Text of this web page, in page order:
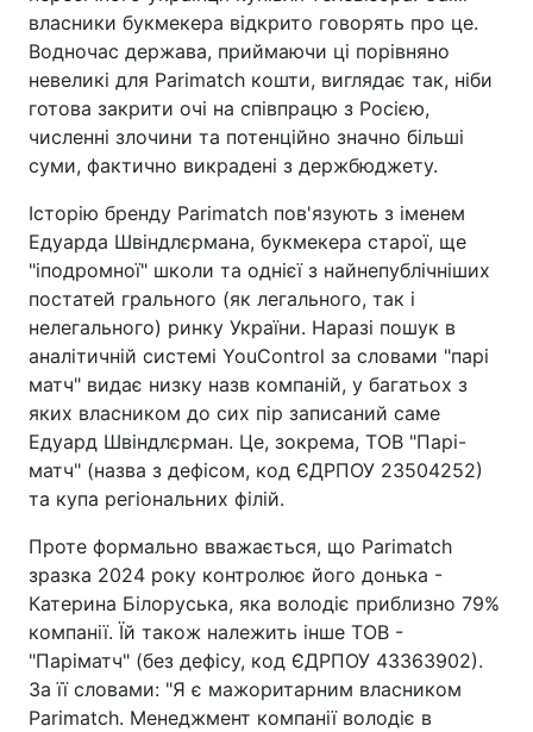
власники букмекера відкрито говорять про це.
Водночас держава, приймаючи ці порівняно
невеликі для Parimatch кошти, виглядає так, ніби
готова закрити очі на співпрацю з Росією,
численні злочини та потенційно значно більші
суми, фактично викрадені з держбюджету.
Історію бренду Parimatch пов'язують з іменем
Едуарда Швіндлєрмана, букмекера старої, ще
"іподромної" школи та однієї з найнепублічніших
постатей грального (як легального, так і
нелегального) ринку України. Наразі пошук в
аналітичній системі YouControl за словами "парі
матч" видає низку назв компаній, у багатьох з
яких власником до сих пір записаний саме
Едуард Швіндлєрман. Це, зокрема, ТОВ "Парі-
матч" (назва з дефісом, код ЄДРПОУ 23504252)
та купа регіональних філій.
Проте формально вважається, що Parimatch
зразка 2024 року контролює його донька -
Катерина Білоруська, яка володіє приблизно 79%
компанії. Їй також належить інше ТОВ -
"Паріматч" (без дефісу, код ЄДРПОУ 43363902).
За її словами: "Я є мажоритарним власником
Parimatch. Менеджмент компанії володіє в